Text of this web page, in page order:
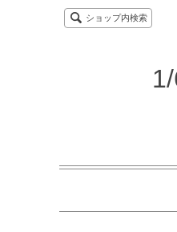
ショップ内検索